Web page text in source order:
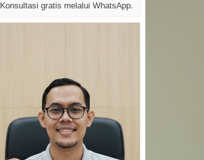
Konsultasi gratis melalui WhatsApp.